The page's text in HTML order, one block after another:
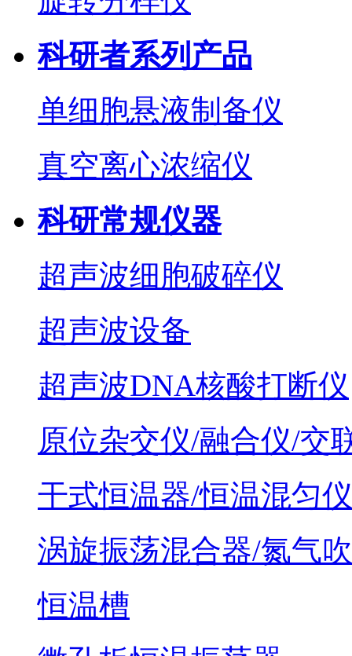
科研者系列产品
单细胞悬液制备仪
真空离心浓缩仪
科研常规仪器
超声波细胞破碎仪
超声波设备
超声波DNA核酸打断仪
原位杂交仪/融合仪/交
干式恒温器/恒温混匀仪
涡旋振荡混合器/氮气
恒温槽